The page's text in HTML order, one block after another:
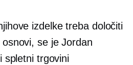
izdelke treba določiti
se je Jordan
spletni trgovini